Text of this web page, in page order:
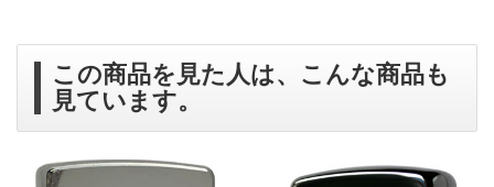
この商品を見た人は、こんな商品も
見ています。